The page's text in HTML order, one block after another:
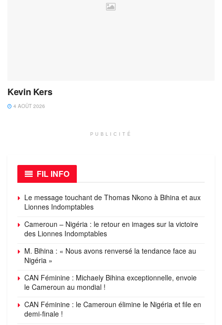
Kevin Kers
4 AOÛT 2026
PUBLICITÉ
FIL INFO
Le message touchant de Thomas Nkono à Bihina et aux
Lionnes Indomptables
Cameroun – Nigéria : le retour en images sur la victoire
des Lionnes Indomptables
M. Bihina : « Nous avons renversé la tendance face au
Nigéria »
CAN Féminine : Michaely Bihina exceptionnelle, envoie
le Cameroun au mondial !
CAN Féminine : le Cameroun élimine le Nigéria et file en
demi-finale !